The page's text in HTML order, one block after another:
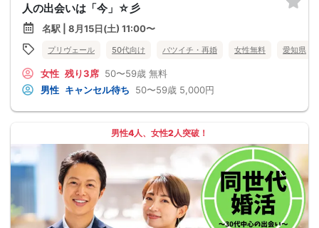
人の出会いは「今」☆彡
名駅 | 8月15日(土) 11:00〜
プリヴェール 50代向け バツイチ・再婚 女性無料 愛知県
女性 残り3席 50〜59歳 無料
男性 キャンセル待ち 50〜59歳 5,000円
男性4人、女性2人突破！